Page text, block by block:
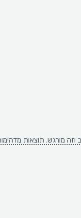
מורגש. תוצאות